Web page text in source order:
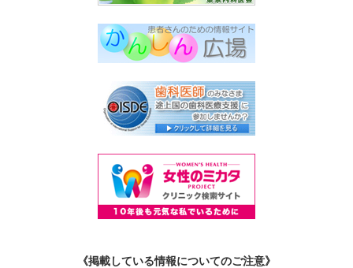
《掲載している情報についてのご注意》